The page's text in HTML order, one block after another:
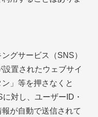
グサービス（SNS）
置されたウェブサイ
」等を押さなくと
対し、ユーザーID・
が自動で送信されて